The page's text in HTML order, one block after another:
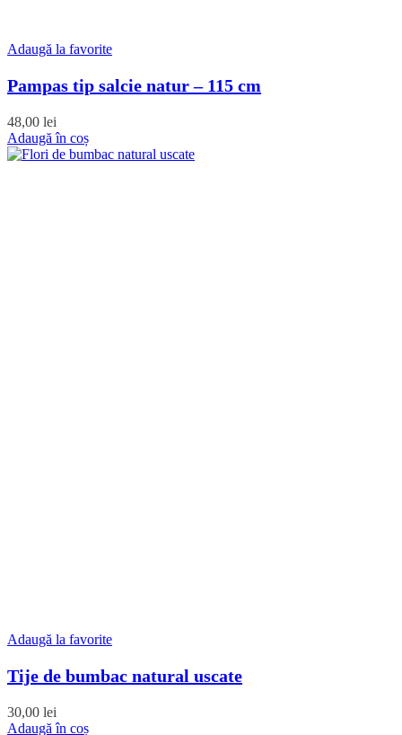
Adaugă la favorite
Pampas tip salcie natur – 115 cm
48,00 lei
Adaugă în coș
Adaugă la favorite
Tije de bumbac natural uscate
30,00 lei
Adaugă în coș